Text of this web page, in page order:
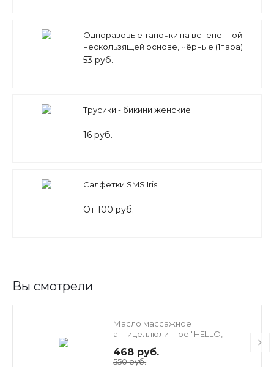
Одноразовые тапочки на вспененной
нескользящей основе, чёрные (1пара)
53 руб.
Трусики - бикини женские
16 руб.
Салфетки SMS Iris
От 100 руб.
Вы смотрели
Масло массажное
антицеллюлитное "HELLO,
468 руб.
550 руб.